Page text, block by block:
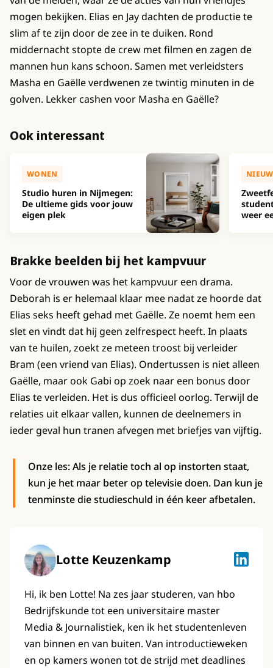
mogen bekijken. Elias en Jay dachten de productie te
slim af te zijn door de zee in te duiken. Rond
middernacht stopte de crew met filmen en zagen de
mannen hun kans schoon. Samen met verleidsters
Masha en Gaëlle verdwenen ze twintig minuten in de
golven. Lekker cashen voor Masha en Gaëlle?
Ook interessant
WONEN
Studio huren in Nijmegen:
De ultieme gids voor jouw
eigen plek
weer
Brakke beelden bij het kampvuur
Voor de vrouwen was het kampvuur een drama.
Deborah is er helemaal klaar mee nadat ze hoorde dat
Elias seks heeft gehad met Gaëlle. Ze noemt hem een
slet en vindt dat hij geen zelfrespect heeft. In plaats
van te huilen, zoekt ze meteen troost bij verleider
Bram (een vriend van Elias). Ondertussen is niet alleen
Gaëlle, maar ook Gabi op zoek naar een bonus door
Elias te verleiden. Het is dus officieel oorlog. Terwijl de
relaties uit elkaar vallen, kunnen de deelnemers in
ieder geval hun tranen afvegen met briefjes van vijftig.
Onze les: Als je relatie toch al op instorten staat,
kun je het maar beter op televisie doen. Dan kun je
tenminste die studieschuld in één keer afbetalen.
Lotte Keuzenkamp Lotte
Hi, ik ben Lotte! Na zes jaar studeren, van hbo
Bedrijfskunde tot een universitaire master
Media & Journalistiek, ken ik het studentenleven
van binnen en van buiten. Van introductieweken
en op kamers wonen tot de strijd met deadlines